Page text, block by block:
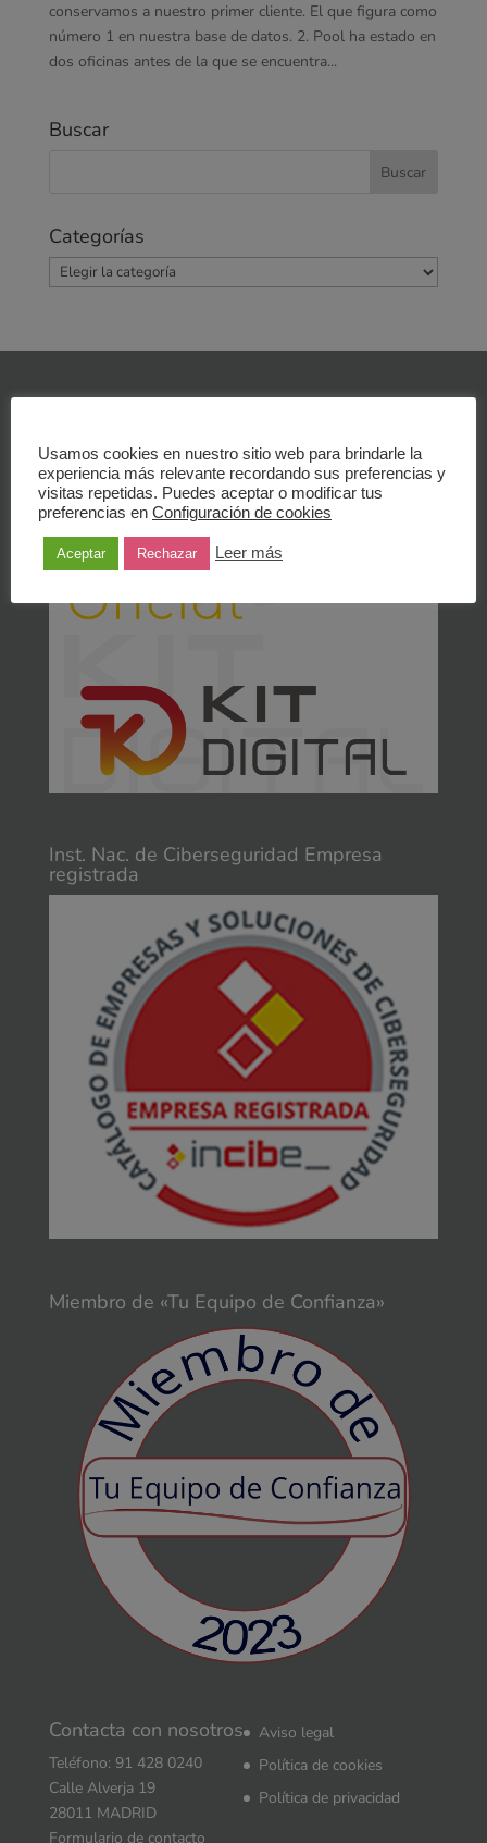
conservamos a nuestro primer cliente. El que figura como
número 1 en nuestra base de datos. 2. Pool ha estado en
dos oficinas antes de la que se encuentra...
Buscar
Categorías
Categorías
Inst. Nac. de Ciberseguridad Empresa
registrada
Miembro de «Tu Equipo de Confianza»
Contacta con nosotros
Teléfono: 91 428 0240
Calle Alverja 19
28011 MADRID
Formulario de contacto
Aviso legal
Política de cookies
Política de privacidad
Usamos cookies en nuestro sitio web para brindarle la
experiencia más relevante recordando sus preferencias y
visitas repetidas. Puedes aceptar o modificar tus
preferencias en Configuración de cookies
Aceptar Rechazar Leer más